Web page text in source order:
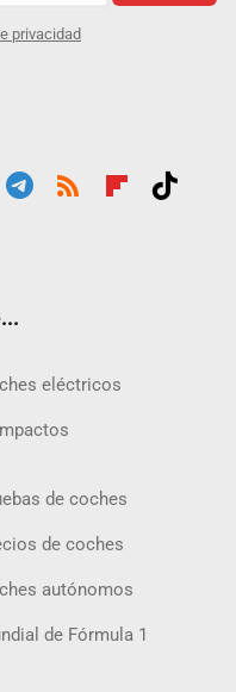
privacidad
eléctricos
de coches
de coches
autónomos
de Fórmula 1